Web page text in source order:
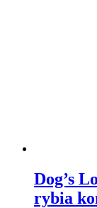
Dog’s
rybia